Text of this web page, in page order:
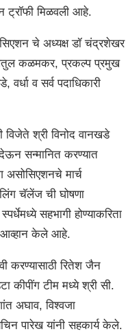
ट्रॉफी मिळवली आहे.
चे अध्यक्ष डॉ चंद्रशेखर
कळमकर, प्रकल्प प्रमुख
व सर्व पदाधिकारी
विजेते श्री विनोद वानखडे
सन्मानित करण्यात
असोसिएशनचे मार्च
चॅलेंज ची घोषणा
सहभागी होण्याकरिता
आव्हान केले आहे.
करण्यासाठी रितेश जैन
कीपींग टीम मध्ये श्री सी.
अघाव, विश्वजा
पारेख यांनी सहकार्य केले.